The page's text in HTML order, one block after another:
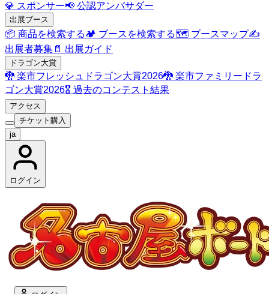
💎 スポンサー📢 公認アンバサダー
出展ブース
📦 商品を検索する🏕️ ブースを検索する🗺️ ブースマップ✍️
出展者募集 📄 出展ガイド
ドラゴン大賞
🐉 楽市フレッシュドラゴン大賞2026🐉 楽市ファミリードラ
ゴン大賞2026🎖️ 過去のコンテスト結果
アクセス
チケット購入
ja
ログイン